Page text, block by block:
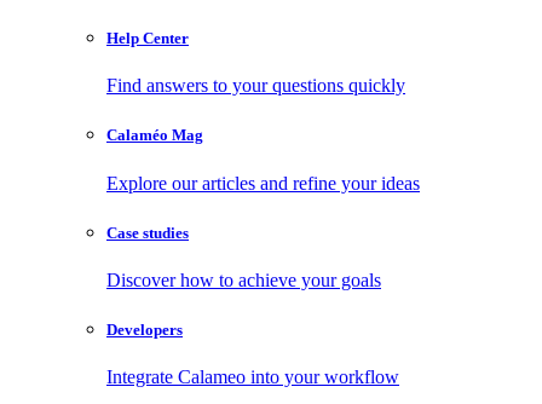
Help Center
Find answers to your questions quickly
Calaméo Mag
Explore our articles and refine your ideas
Case studies
Discover how to achieve your goals
Developers
Integrate Calameo into your workflow